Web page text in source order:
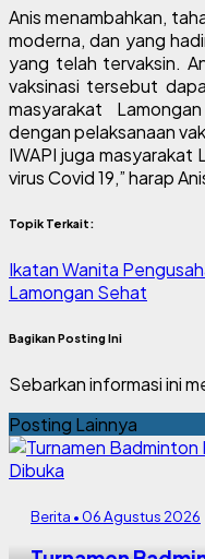
Anis menambahkan,
moderna, dan yang
yang telah tervaksin.
vaksinasi tersebut
masyarakat
dengan pelaksanaan
IWAPI juga masyarakat
virus Covid 19,” harap
Topik Terkait:
Ikatan Wanita
Lamongan Sehat
Bagikan Posting Ini
Sebarkan informasi ini
Posting Lainnya
Berita • 06 Agustus 2026